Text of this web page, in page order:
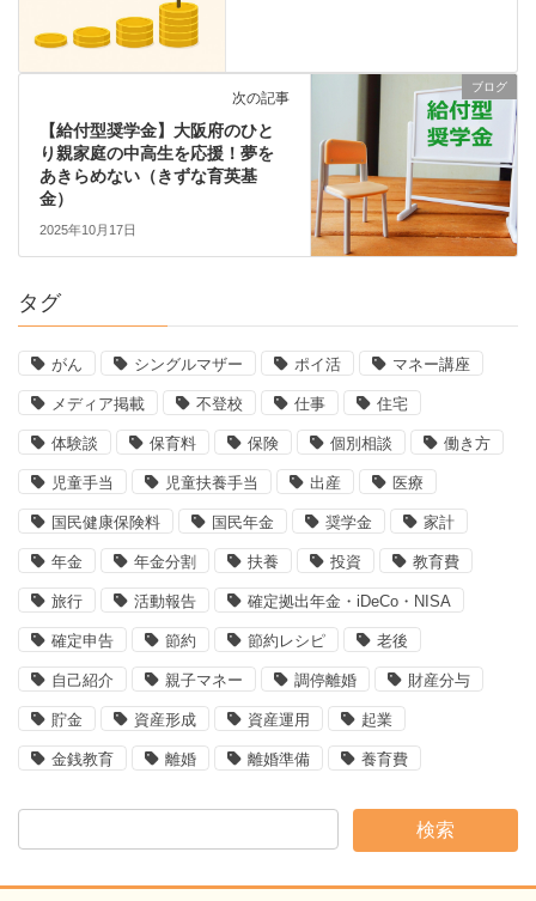
ブログ
次の記事
【給付型奨学金】大阪府のひと
り親家庭の中高生を応援！夢を
あきらめない（きずな育英基
金）
2025年10月17日
タグ
がん シングルマザー ポイ活 マネー講座
メディア掲載 不登校 仕事 住宅
体験談 保育料 保険 個別相談 働き方
児童手当 児童扶養手当 出産 医療
国民健康保険料 国民年金 奨学金 家計
年金 年金分割 扶養 投資 教育費
旅行 活動報告 確定拠出年金・iDeCo・NISA
確定申告 節約 節約レシピ 老後
自己紹介 親子マネー 調停離婚 財産分与
貯金 資産形成 資産運用 起業
金銭教育 離婚 離婚準備 養育費